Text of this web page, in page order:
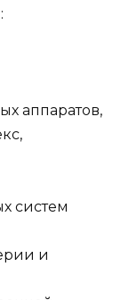
аппаратов,
систем
и